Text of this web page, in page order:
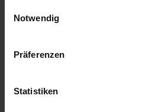
Notwendig
Präferenzen
Statistiken